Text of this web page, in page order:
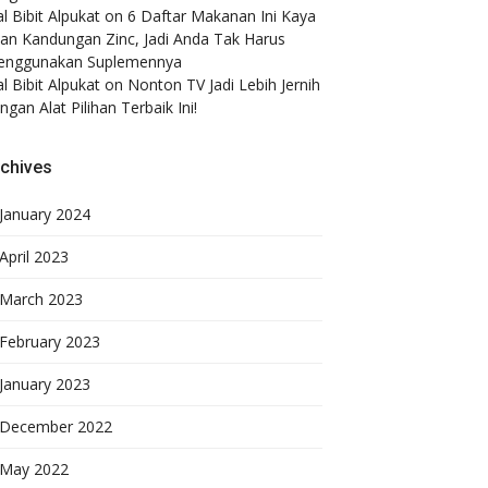
Bibit Alpukat on 6 Daftar Makanan Ini Kaya
Kandungan Zinc, Jadi Anda Tak Harus
Suplemennya
Bibit Alpukat on Nonton TV Jadi Lebih Jernih
Alat Pilihan Terbaik Ini!
January 2024
April 2023
March 2023
February 2023
January 2023
December 2022
May 2022